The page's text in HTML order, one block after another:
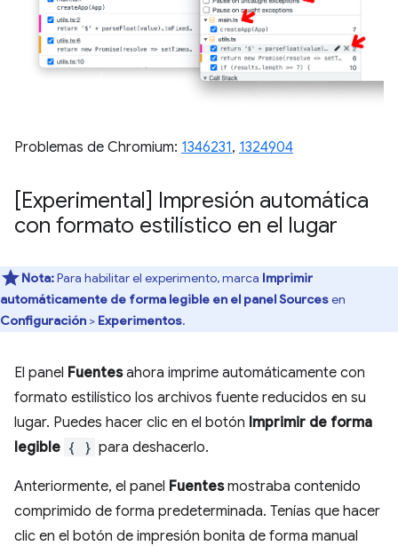
Problemas de Chromium: 1346231, 1324904
[Experimental] Impresión automática
con formato estilístico en el lugar
Nota:Para habilitar el experimento, marca Imprimir
automáticamente de forma legible en el panel Sourcesen
Configuración > Experimentos.
El panel Fuentesahora imprime automáticamente con
formato estilístico los archivos fuente reducidos en su
lugar. Puedes hacer clic en el botón Imprimir de forma
legible { } para deshacerlo.
Anteriormente, el panel Fuentesmostraba contenido
comprimido de forma predeterminada. Tenías que hacer
clic en el botón de impresión bonita de forma manual